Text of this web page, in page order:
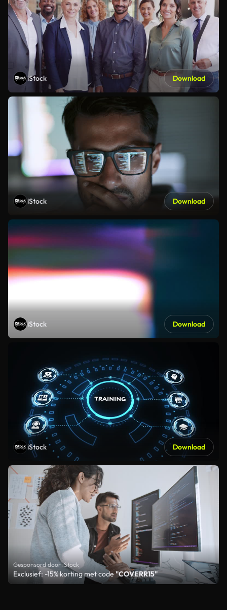
iStock Download
iStock Download
iStock Download
iStock Download
Gesponsord door iStock
Exclusief: -15% korting met code"COVERR15"